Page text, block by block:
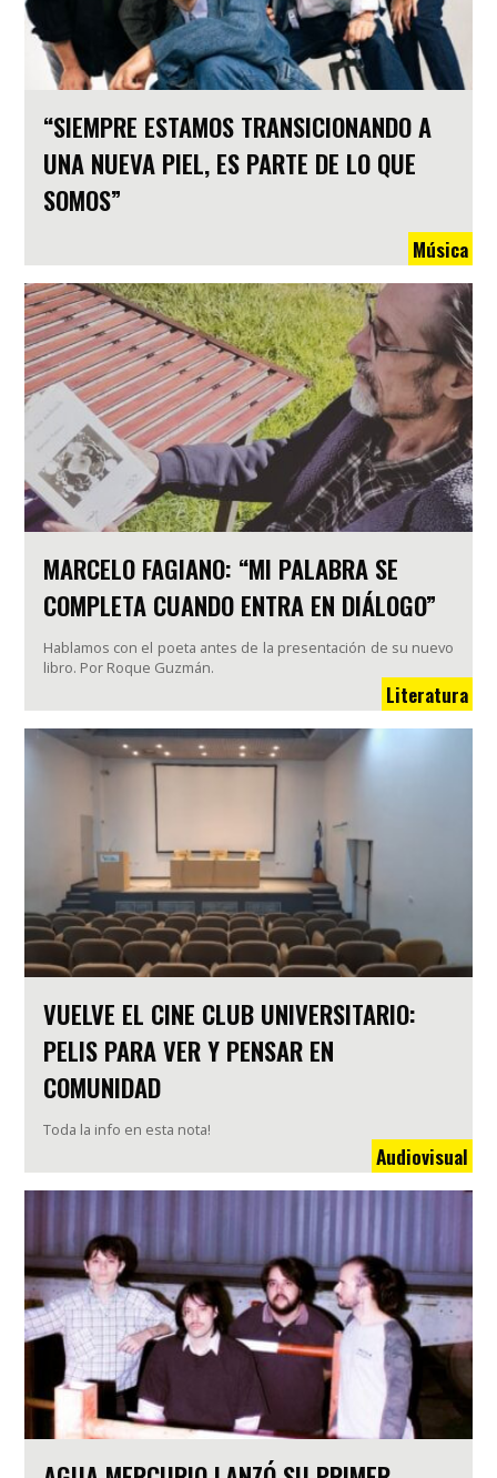
“SIEMPRE ESTAMOS TRANSICIONANDO A
UNA NUEVA PIEL, ES PARTE DE LO QUE
SOMOS”
Música
MARCELO FAGIANO: “MI PALABRA SE
COMPLETA CUANDO ENTRA EN DIÁLOGO”
Hablamos con el poeta antes de la presentación de su nuevo
libro. Por Roque Guzmán.
Literatura
VUELVE EL CINE CLUB UNIVERSITARIO:
PELIS PARA VER Y PENSAR EN
COMUNIDAD
Toda la info en esta nota!
Audiovisual